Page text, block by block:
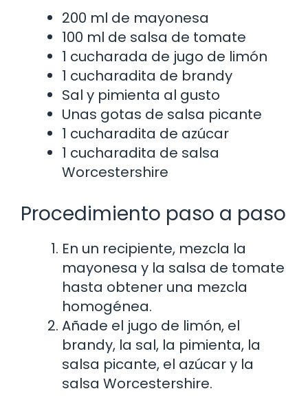
200 ml de mayonesa
100 ml de salsa de tomate
1 cucharada de jugo de limón
1 cucharadita de brandy
Sal y pimienta al gusto
Unas gotas de salsa picante
1 cucharadita de azúcar
1 cucharadita de salsa
Worcestershire
Procedimiento paso a paso
En un recipiente, mezcla la
mayonesa y la salsa de tomate
hasta obtener una mezcla
homogénea.
Añade el jugo de limón, el
brandy, la sal, la pimienta, la
salsa picante, el azúcar y la
salsa Worcestershire.